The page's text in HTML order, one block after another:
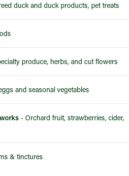
duck and duck products, pet treats
produce, herbs, and cut flowers
and seasonal vegetables
- Orchard fruit, strawberries, cider,
& tinctures